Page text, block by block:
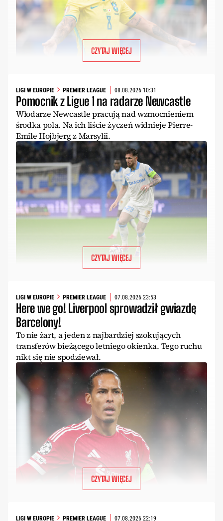
CZYTAJ WIĘCEJ
LIGI W EUROPIE PREMIER LEAGUE 08.08.2026 10:31
Pomocnik z Ligue 1 na radarze Newcastle
Włodarze Newcastle pracują nad wzmocnieniem
środka pola. Na ich liście życzeń widnieje Pierre-
Emile Hojbjerg z Marsylii.
CZYTAJ WIĘCEJ
LIGI W EUROPIE PREMIER LEAGUE 07.08.2026 23:53
Here we go! Liverpool sprowadził gwiazdę
Barcelony!
To nie żart, a jeden z najbardziej szokujących
transferów bieżącego letniego okienka. Tego ruchu
nikt się nie spodziewał.
CZYTAJ WIĘCEJ
LIGI W EUROPIE PREMIER LEAGUE 07.08.2026 22:19